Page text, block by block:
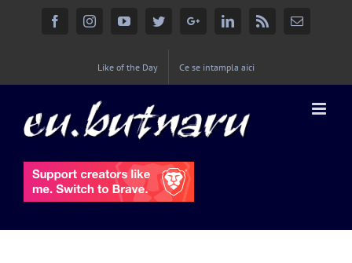
FacebookInstagramYouTubeTwitterGoogle+Linkedin Email
Like of the Day Ce se intampla aici